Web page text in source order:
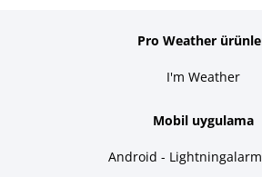
Pro Weather
I'm Weather
Mobil uygulama
Android -